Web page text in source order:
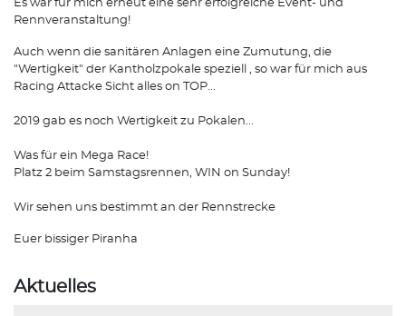
Es war für mich erneut eine sehr erfolgreiche Event- und
Rennveranstaltung!
Auch wenn die sanitären Anlagen eine Zumutung, die
"Wertigkeit" der Kantholzpokale speziell , so war für mich aus
Racing Attacke Sicht alles on TOP...
2019 gab es noch Wertigkeit zu Pokalen...
Was für ein Mega Race!
Platz 2 beim Samstagsrennen, WIN on Sunday!
Wir sehen uns bestimmt an der Rennstrecke
Euer bissiger Piranha
Aktuelles